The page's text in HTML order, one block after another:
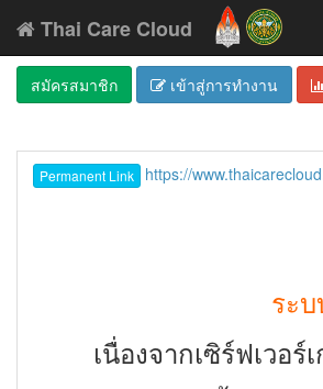
Thai Care Cloud
สมัครสมาชิก เข้าสู่การทำงาน
Permanent Link https://
ระ
เนื่องจากเซิร์ฟเวอ